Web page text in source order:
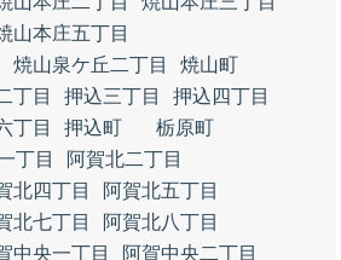
山本庄五丁目
焼山泉ケ丘二丁目
焼山町
丁目 押込三丁目
押込四丁目
丁目 押込町
栃原町
丁目
阿賀北二丁目
北四丁目
阿賀北五丁目
北七丁目
阿賀北八丁目
中央一丁目
阿賀中央二丁目